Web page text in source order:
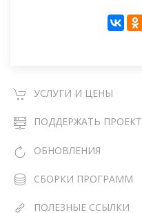
УСЛУГИ И ЦЕНЫ
ПОДДЕРЖАТЬ ПРОЕКТ
ОБНОВЛЕНИЯ
СБОРКИ ПРОГРАММ
ПОЛЕЗНЫЕ ССЫЛКИ